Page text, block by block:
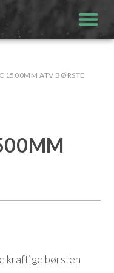
1500MM ATV BØRSTE
kraftige børsten